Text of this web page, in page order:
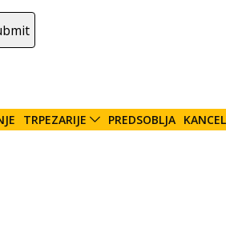
TRPEZARIJE PREDSOBLJA